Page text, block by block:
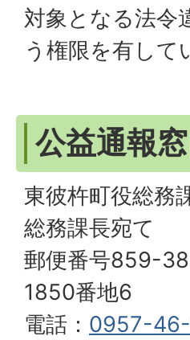
対象となる法令
う権限を有して
公益通報
東彼杵町役総務
総務課長宛て
郵便番号859-
1850番地6
電話： 0957-